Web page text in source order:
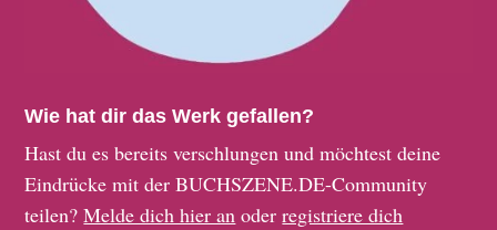
Wie hat dir das Werk gefallen?
Hast du es bereits verschlungen und möchtest deine
Eindrücke mit der BUCHSZENE.DE-Community
teilen?Melde dich hier an oderregistriere dich